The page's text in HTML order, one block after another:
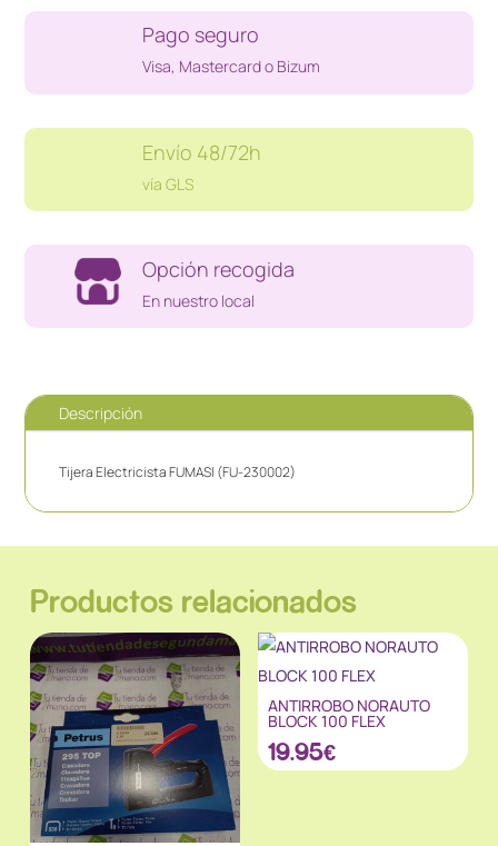
cantidad
Pago seguro
Visa, Mastercard o Bizum
Envío 48/72h
vía GLS
Opción recogida
En nuestro local
Descripción
Tijera Electricista FUMASI (FU-230002)
Productos relacionados
ANTIRROBO NORAUTO
BLOCK 100 FLEX
19.95€